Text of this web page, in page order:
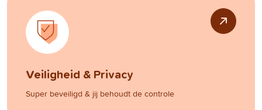
Veiligheid & Privacy
Super beveiligd & jij behoudt de controle